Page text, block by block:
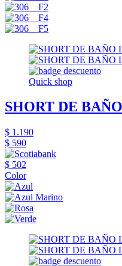
Quick shop
SHORT DE
$ 1.190
$ 590
$ 502
Color